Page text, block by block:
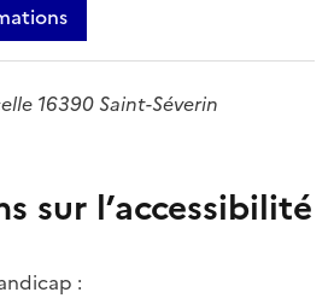
16390 Saint-Séverin
sur l’accessibilité
: